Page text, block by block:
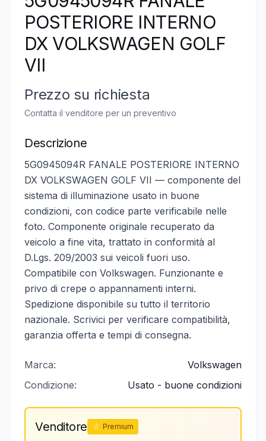
POSTERIORE INTERNO
DX VOLKSWAGEN GOLF
VII
Prezzo su richiesta
Contatta il venditore per un preventivo
Descrizione
5G0945094R FANALE POSTERIORE INTERNO
DX VOLKSWAGEN GOLF VII — componente del
sistema di illuminazione usato in buone
condizioni, con codice parte verificabile nelle
foto. Componente originale recuperato da
veicolo a fine vita, trattato in conformità al
D.Lgs. 209/2003 sui veicoli fuori uso.
Compatibile con Volkswagen. Funzionante e
privo di crepe o appannamenti interni.
Spedizione disponibile su tutto il territorio
nazionale. Scrivici per verificare compatibilità,
garanzia offerta e tempi di consegna.
Marca:
Volkswagen
Condizione:
Usato - buone condizioni
Venditore ⭐ Premium